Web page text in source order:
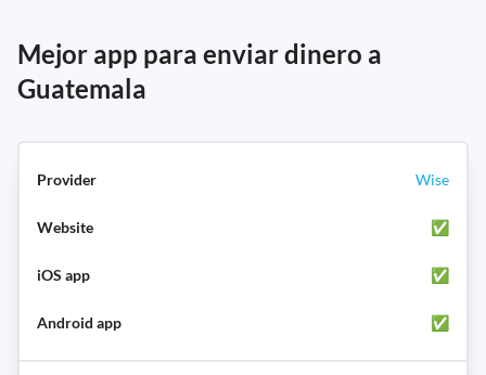
Mejor app para enviar dinero a
Guatemala
Wise
✅
✅
✅